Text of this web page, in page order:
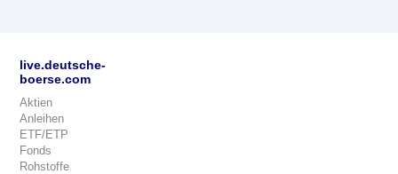
live.deutsche-
boerse.com
Aktien
Anleihen
ETF/ETP
Fonds
Rohstoffe